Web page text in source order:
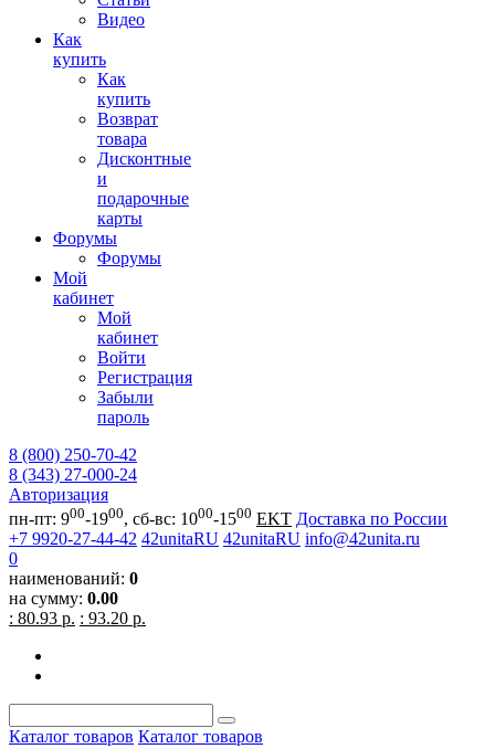
Видео
Как
купить
Как
купить
Возврат
товара
Дисконтные
и
подарочные
карты
Форумы
Форумы
Мой
кабинет
Мой
кабинет
Войти
Регистрация
Забыли
пароль
8 (800) 250-70-42
8 (343) 27-000-24
Авторизация
пн-пт: 900-1900, сб-вс: 1000-1500 EKT Доставка по России
+7 9920-27-44-42 42unitaRU 42unitaRU info@42unita.ru
0
наименований: 0
на сумму: 0.00
: 80.93 р. : 93.20 р.
Каталог товаров Каталог товаров